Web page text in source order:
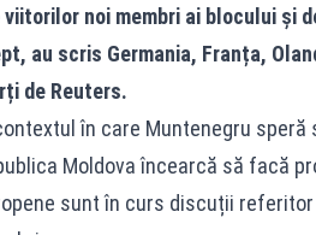
viitorilor noi membri ai blocului și
au scris Germania, Franța,
de Reuters.
în care Muntenegru speră
Moldova încearcă să facă
sunt în curs discuții